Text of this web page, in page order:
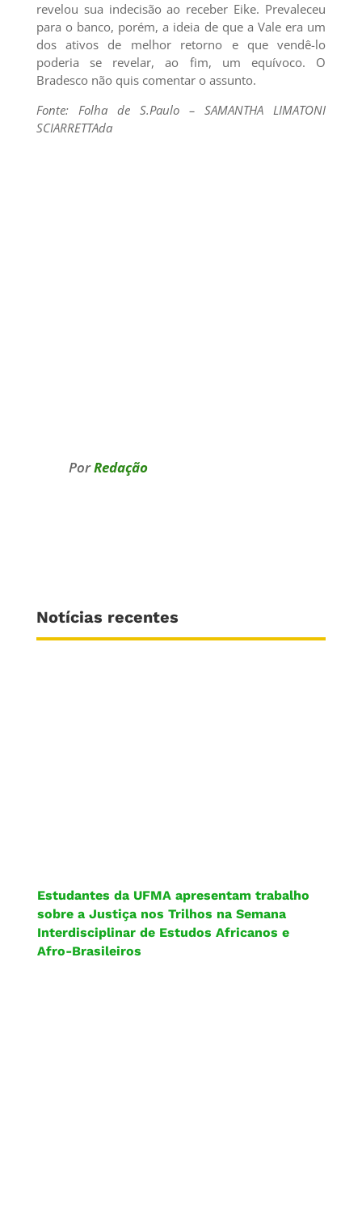
revelou sua indecisão ao receber Eike. Prevaleceu
para o banco, porém, a ideia de que a Vale era um
dos ativos de melhor retorno e que vendê-lo
poderia se revelar, ao fim, um equívoco. O
Bradesco não quis comentar o assunto.
Fonte: Folha de S.Paulo – SAMANTHA LIMATONI
SCIARRETTAda
PorRedação
Notícias recentes
Estudantes da UFMA apresentam trabalho
sobre a Justiça nos Trilhos na Semana
Interdisciplinar de Estudos Africanos e
Afro-Brasileiros